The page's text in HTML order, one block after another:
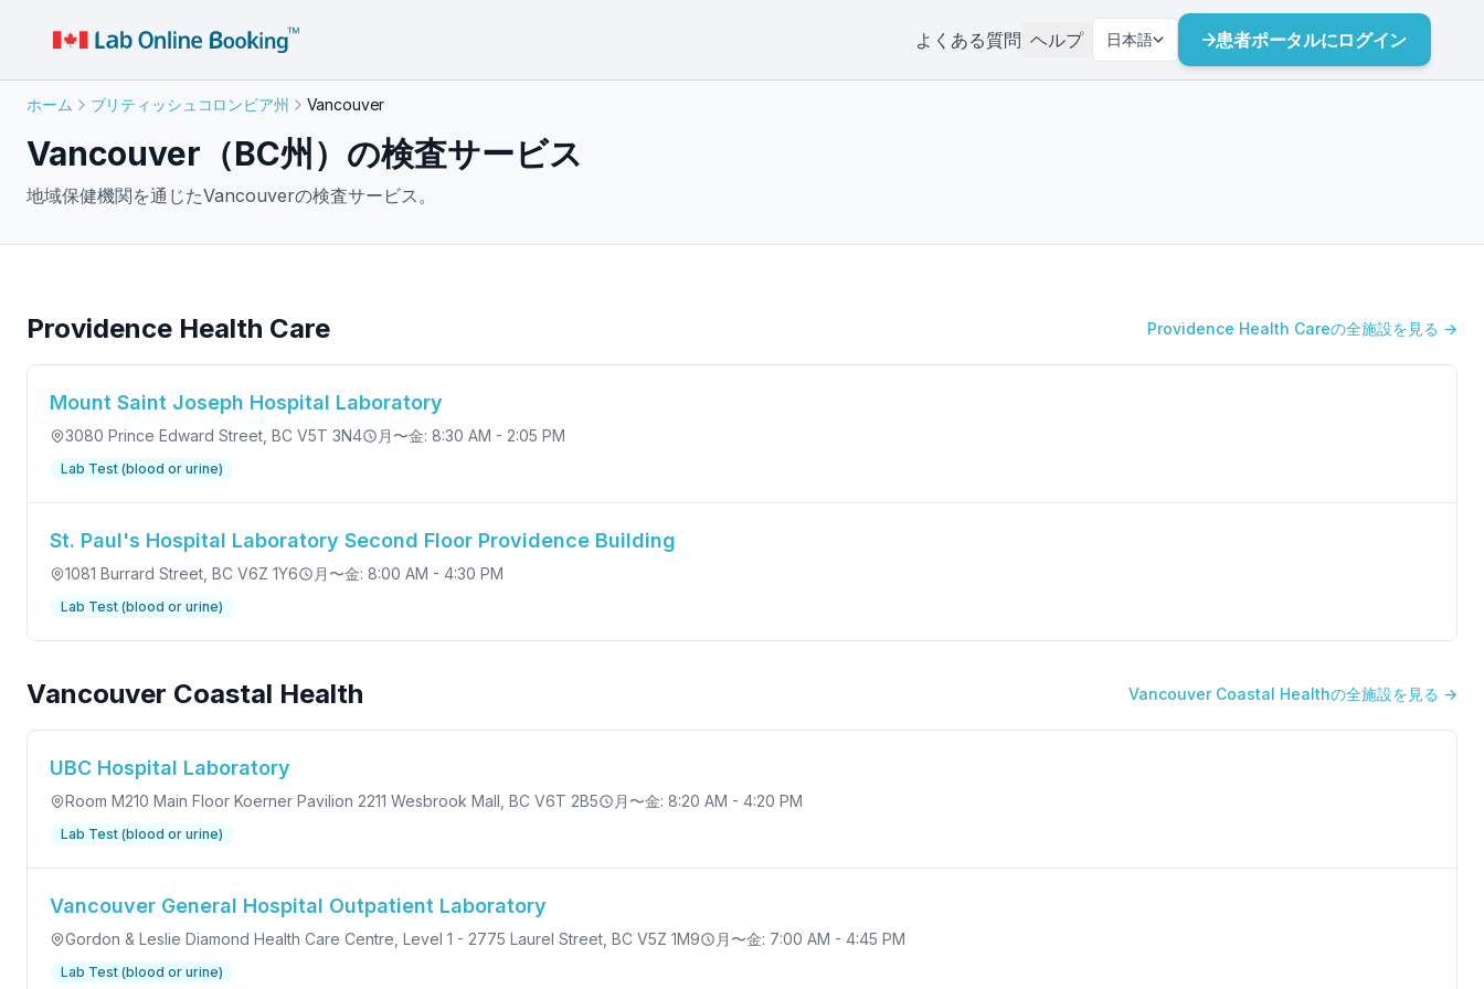
よくある質問 ヘルプ 日本語 患者ポータルにログイン
ホーム ブリティッシュコロンビア州 Vancouver
Vancouver（BC州）の検査サービス
地域保健機関を通じたVancouverの検査サービス。
Providence Health Care Providence Health Careの全施設を見る →
Mount Saint Joseph Hospital Laboratory
3080 Prince Edward Street , BC V5T 3N4 月〜金: 8:30 AM - 2:05 PM
Lab Test (blood or urine)
St. Paul's Hospital Laboratory Second Floor Providence Building
1081 Burrard Street , BC V6Z 1Y6 月〜金: 8:00 AM - 4:30 PM
Lab Test (blood or urine)
Vancouver Coastal Health Vancouver Coastal Healthの全施設を見る →
UBC Hospital Laboratory
Room M210 Main Floor Koerner Pavilion 2211 Wesbrook Mall , BC V6T 2B5 月〜金: 8:20 AM - 4:20 PM
Lab Test (blood or urine)
Vancouver General Hospital Outpatient Laboratory
Gordon & Leslie Diamond Health Care Centre, Level 1 - 2775 Laurel Street , BC V5Z 1M9 月〜金: 7:00 AM - 4:45 PM
Lab Test (blood or urine)